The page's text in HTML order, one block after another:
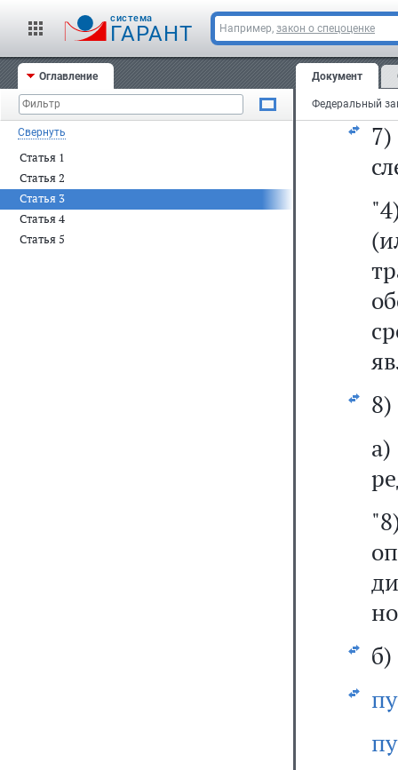
cистема
ГАРАНТ Например, закон о спецоценке
Оглавление
Свернуть
Статья 1
Статья 2
Статья 3
Статья 4
Статья 5
Документ
7)
а)